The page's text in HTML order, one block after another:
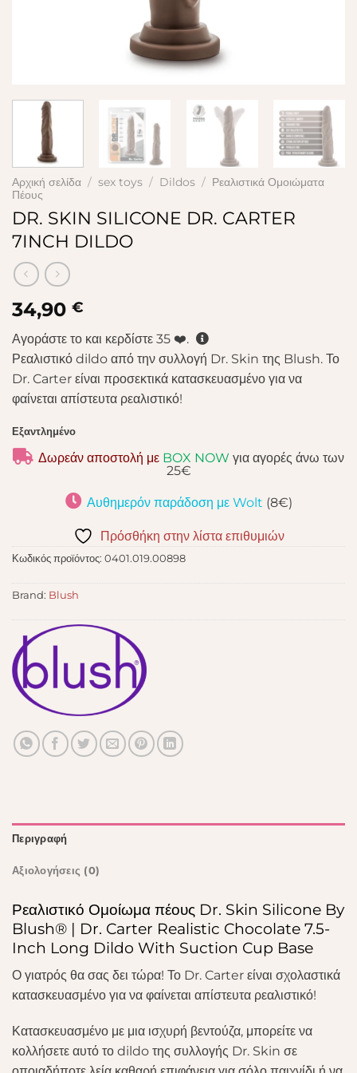
Αρχική σελίδα / sex toys / Dildos / Ρεαλιστικά Ομοιώματα
Πέους
DR. SKIN SILICONE DR. CARTER
7INCH DILDO
34,90 €
Αγοράστε το και κερδίστε 35 ❤️.
Ρεαλιστικό dildo από την συλλογή Dr. Skin της Blush. Το
Dr. Carter είναι προσεκτικά κατασκευασμένο για να
φαίνεται απίστευτα ρεαλιστικό!
Εξαντλημένο
Δωρεάν αποστολή με BOX NOW για αγορές άνω των
25€
Αυθημερόν παράδοση με Wolt (8€)
Πρόσθήκη στην λίστα επιθυμιών
Κωδικός προϊόντος: 0401.019.00898
Brand: Blush
Περιγραφή
Αξιολογήσεις (0)
Ρεαλιστικό Ομοίωμα πέους Dr. Skin Silicone By
Blush® | Dr. Carter Realistic Chocolate 7.5-
Inch Long Dildo With Suction Cup Base
Ο γιατρός θα σας δει τώρα! Το Dr. Carter είναι σχολαστικά
κατασκευασμένο για να φαίνεται απίστευτα ρεαλιστικό!
Κατασκευασμένο με μια ισχυρή βεντούζα, μπορείτε να
κολλήσετε αυτό το dildo της συλλογής Dr. Skin σε